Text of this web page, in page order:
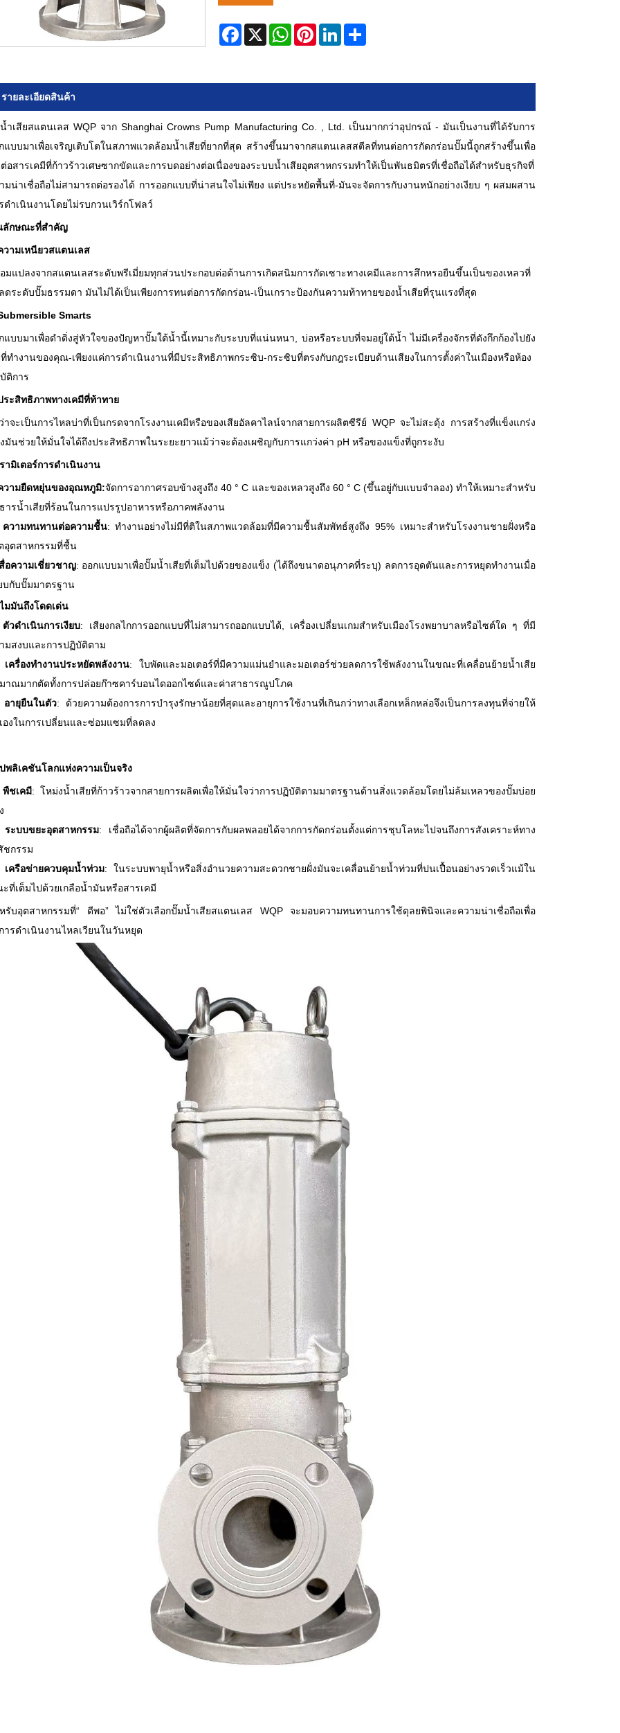
Facebook
X WhatsAppPinterestLinkedInShare
รายละเอียดสินค้า
ำเสียสแตนเลส WQP จาก Shanghai Crowns Pump Manufacturing Co. , Ltd. เป็นมากกว่าอุปกรณ์ - มันเป็นงานที่ได้รับการ
แบบมาเพื่อเจริญเติบโตในสภาพแวดล้อมน้ำเสียที่ยากที่สุด สร้างขึ้นมาจากสแตนเลสสตีลที่ทนต่อการกัดกร่อนปั๊มนี้ถูกสร้างขึ้นเพื่อ
อสารเคมีที่ก้าวร้าวเศษซากขัดและการบดอย่างต่อเนื่องของระบบน้ำเสียอุตสาหกรรมทำให้เป็นพันธมิตรที่เชื่อถือได้สำหรับธุรกิจที่
มน่าเชื่อถือไม่สามารถต่อรองได้ การออกแบบที่น่าสนใจไม่เพียง แต่ประหยัดพื้นที่-มันจะจัดการกับงานหนักอย่างเงียบ ๆ ผสมผสาน
ดำเนินงานโดยไม่รบกวนเวิร์กโฟลว์
กษณะที่สำคัญ
วามเหนียวสแตนเลส
มแปลงจากสแตนเลสระดับพรีเมี่ยมทุกส่วนประกอบต่อต้านการเกิดสนิมการกัดเซาะทางเคมีและการสึกหรอยืนขึ้นเป็นของเหลวที่
ดระดับปั๊มธรรมดา มันไม่ได้เป็นเพียงการทนต่อการกัดกร่อน-เป็นเกราะป้องกันความท้าทายของน้ำเสียที่รุนแรงที่สุด
Smarts
แบบมาเพื่อดำดิ่งสู่หัวใจของปัญหาปั๊มใต้น้ำนี้เหมาะกับระบบที่แน่นหนา, บ่อหรือระบบที่จมอยู่ใต้น้ำ ไม่มีเครื่องจักรที่ดังกึกก้องไปยัง
ทำงานของคุณ-เพียงแค่การดำเนินงานที่มีประสิทธิภาพกระซิบ-กระซิบที่ตรงกับกฎระเบียบด้านเสียงในการตั้งค่าในเมืองหรือห้อง
ติการ
ระสิทธิภาพทางเคมีที่ท้าทาย
าจะเป็นการไหลบ่าที่เป็นกรดจากโรงงานเคมีหรือของเสียอัลคาไลน์จากสายการผลิตซีรีย์ WQP จะไม่สะดุ้ง การสร้างที่แข็งแกร่ง
มันช่วยให้มั่นใจได้ถึงประสิทธิภาพในระยะยาวแม้ว่าจะต้องเผชิญกับการแกว่งค่า pH หรือของแข็งที่ถูกระงับ
ามิเตอร์การดำเนินงาน
วามยืดหยุ่นของอุณหภูมิ:จัดการอากาศรอบข้างสูงถึง 40 ° C และของเหลวสูงถึง 60 ° C (ขึ้นอยู่กับแบบจำลอง) ทำให้เหมาะสำหรับ
ารน้ำเสียที่ร้อนในการแปรรูปอาหารหรือภาคพลังงาน
ความทนทานต่อความชื้น: ทำงานอย่างไม่มีที่ติในสภาพแวดล้อมที่มีความชื้นสัมพัทธ์สูงถึง 95% เหมาะสำหรับโรงงานชายฝั่งหรือ
อุตสาหกรรมที่ชื้น
สื่อความเชี่ยวชาญ: ออกแบบมาเพื่อปั๊มน้ำเสียที่เต็มไปด้วยของแข็ง (ได้ถึงขนาดอนุภาคที่ระบุ) ลดการอุดตันและการหยุดทำงานเมื่อ
บกับปั๊มมาตรฐาน
มมันถึงโดดเด่น
ตัวดำเนินการเงียบ: เสียงกลไกการออกแบบที่ไม่สามารถออกแบบได้, เครื่องเปลี่ยนเกมสำหรับเมืองโรงพยาบาลหรือไซต์ใด ๆ ที่มี
มสงบและการปฏิบัติตาม
เครื่องทำงานประหยัดพลังงาน: ใบพัดและมอเตอร์ที่มีความแม่นยำและมอเตอร์ช่วยลดการใช้พลังงานในขณะที่เคลื่อนย้ายน้ำเสีย
าณมากตัดทั้งการปล่อยก๊าซคาร์บอนไดออกไซด์และค่าสาธารณูปโภค
อายุยืนในตัว: ด้วยความต้องการการบำรุงรักษาน้อยที่สุดและอายุการใช้งานที่เกินกว่าทางเลือกเหล็กหล่อจึงเป็นการลงทุนที่จ่ายให้
องในการเปลี่ยนและซ่อมแซมที่ลดลง
พลิเคชันโลกแห่งความเป็นจริง
พืชเคมี: โหม่งน้ำเสียที่ก้าวร้าวจากสายการผลิตเพื่อให้มั่นใจว่าการปฏิบัติตามมาตรฐานด้านสิ่งแวดล้อมโดยไม่ล้มเหลวของปั๊มบ่อย
ระบบขยะอุตสาหกรรม: เชื่อถือได้จากผู้ผลิตที่จัดการกับผลพลอยได้จากการกัดกร่อนตั้งแต่การชุบโลหะไปจนถึงการสังเคราะห์ทาง
ชกรรม
เครือข่ายควบคุมน้ำท่วม: ในระบบพายุน้ำหรือสิ่งอำนวยความสะดวกชายฝั่งมันจะเคลื่อนย้ายน้ำท่วมที่ปนเปื้อนอย่างรวดเร็วแม้ใน
ที่เต็มไปด้วยเกลือน้ำมันหรือสารเคมี
รับอุตสาหกรรมที่“ ดีพอ” ไม่ใช่ตัวเลือกปั๊มน้ำเสียสแตนเลส WQP จะมอบความทนทานการใช้ดุลยพินิจและความน่าเชื่อถือเพื่อ
ารดำเนินงานไหลเวียนในวันหยุด